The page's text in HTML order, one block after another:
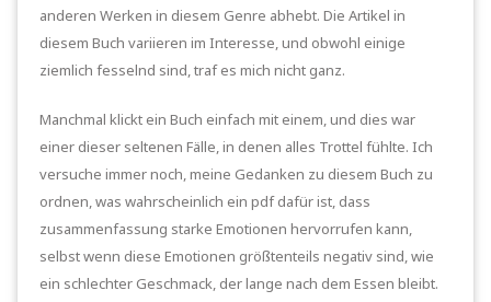
anderen Werken in diesem Genre abhebt. Die Artikel in
diesem Buch variieren im Interesse, und obwohl einige
ziemlich fesselnd sind, traf es mich nicht ganz.
Manchmal klickt ein Buch einfach mit einem, und dies war
einer dieser seltenen Fälle, in denen alles Trottel fühlte. Ich
versuche immer noch, meine Gedanken zu diesem Buch zu
ordnen, was wahrscheinlich ein pdf dafür ist, dass
zusammenfassung starke Emotionen hervorrufen kann,
selbst wenn diese Emotionen größtenteils negativ sind, wie
ein schlechter Geschmack, der lange nach dem Essen bleibt.